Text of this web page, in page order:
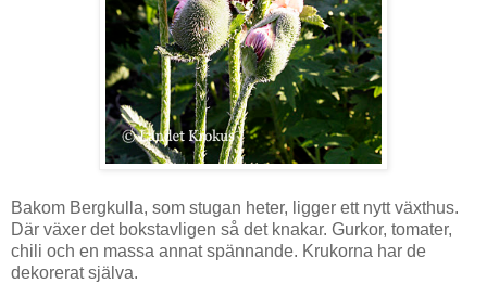
Bakom Bergkulla, som stugan heter, ligger ett nytt växthus.
Där växer det bokstavligen så det knakar. Gurkor, tomater,
chili och en massa annat spännande. Krukorna har de
dekorerat själva.